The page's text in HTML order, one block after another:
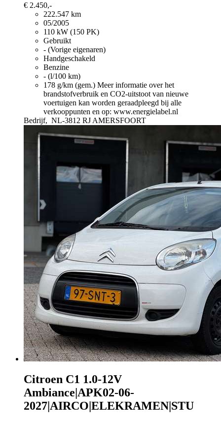
€ 2.450,-
222.547 km
05/2005
110 kW (150 PK)
Gebruikt
- (Vorige eigenaren)
Handgeschakeld
Benzine
- (l/100 km)
178 g/km (gem.) Meer informatie over het
brandstofverbruik en CO2-uitstoot van nieuwe
voertuigen kan worden geraadpleegd bij alle
verkooppunten en op: www.energielabel.nl
Bedrijf, NL-3812 RJ AMERSFOORT
Citroen C1 1.0-12V
Ambiance|APK02-06-
2027|AIRCO|ELEKRAMEN|STU